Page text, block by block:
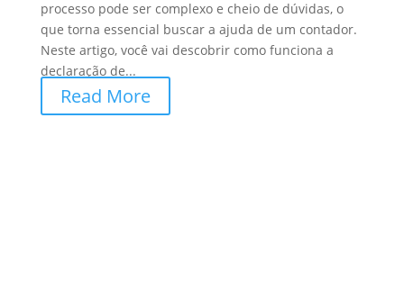
processo pode ser complexo e cheio de dúvidas, o
que torna essencial buscar a ajuda de um contador.
Neste artigo, você vai descobrir como funciona a
declaração de...
Read More